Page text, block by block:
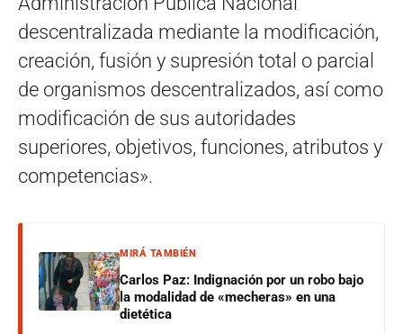
descentralizada mediante la modificación,
creación, fusión y supresión total o parcial
de organismos descentralizados, así como
modificación de sus autoridades
superiores, objetivos, funciones, atributos y
competencias».
MIRÁ TAMBIÉN
Carlos Paz: Indignación por un robo bajo
la modalidad de «mecheras» en una
dietética